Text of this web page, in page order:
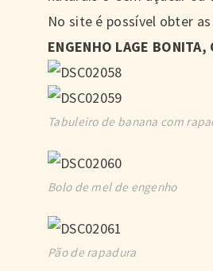
No site é possível obter
ENGENHO LAGE
Tabuleiro de banana com
Bolo de mel de engenho
Pão de rapadura